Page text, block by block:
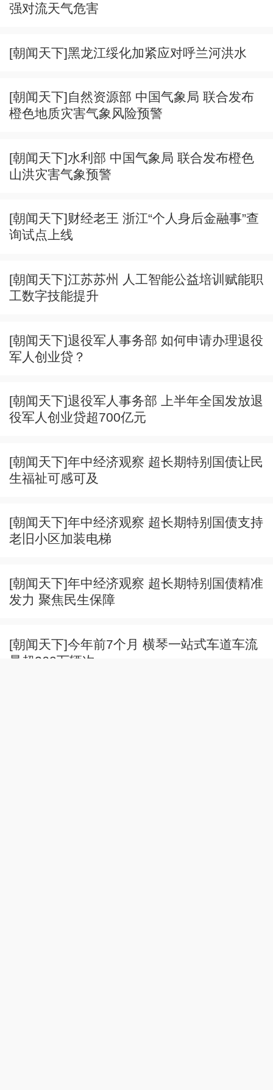
强对流天气危害
[朝闻天下]黑龙江绥化加紧应对呼兰河洪水
[朝闻天下]自然资源部 中国气象局 联合发布
橙色地质灾害气象风险预警
[朝闻天下]水利部 中国气象局 联合发布橙色
山洪灾害气象预警
[朝闻天下]财经老王 浙江“个人身后金融事”查
询试点上线
[朝闻天下]江苏苏州 人工智能公益培训赋能职
工数字技能提升
[朝闻天下]退役军人事务部 如何申请办理退役
军人创业贷？
[朝闻天下]退役军人事务部 上半年全国发放退
役军人创业贷超700亿元
[朝闻天下]年中经济观察 超长期特别国债让民
生福祉可感可及
[朝闻天下]年中经济观察 超长期特别国债支持
老旧小区加装电梯
[朝闻天下]年中经济观察 超长期特别国债精准
发力 聚焦民生保障
[朝闻天下]今年前7个月 横琴一站式车道车流
量超260万辆次